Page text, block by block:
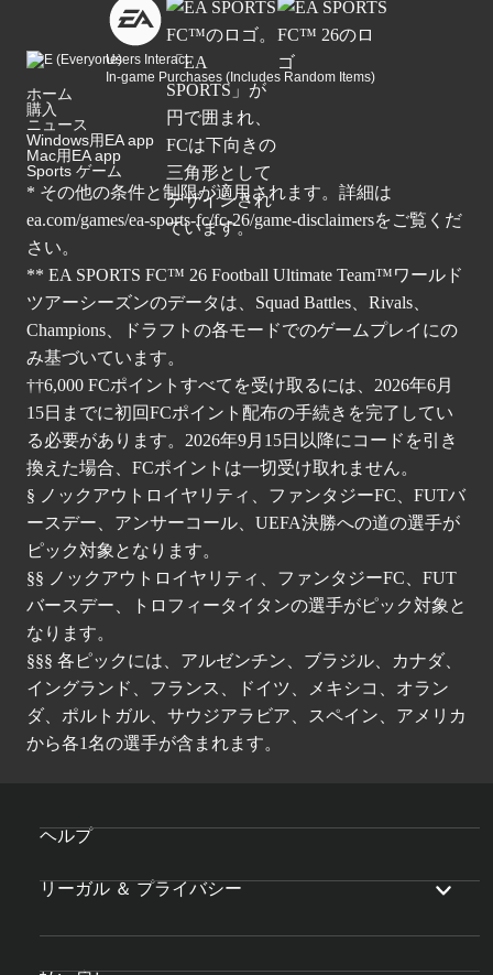
Users Interact
In-game Purchases (Includes Random Items)
ホーム
購入
ニュース
Windows用EA app
Mac用EA app
Sports ゲーム
* その他の条件と制限が適用されます。詳細は
ea.com/games/ea-sports-fc/fc-26/game-disclaimersをご覧くだ
さい。
** EA SPORTS FC™ 26 Football Ultimate Team™ワールド
ツアーシーズンのデータは、Squad Battles、Rivals、
Champions、ドラフトの各モードでのゲームプレイにの
み基づいています。
††6,000 FCポイントすべてを受け取るには、2026年6月
15日までに初回FCポイント配布の手続きを完了してい
る必要があります。2026年9月15日以降にコードを引き
換えた場合、FCポイントは一切受け取れません。
§ ノックアウトロイヤリティ、ファンタジーFC、FUTバ
ースデー、アンサーコール、UEFA決勝への道の選手が
ピック対象となります。
§§ ノックアウトロイヤリティ、ファンタジーFC、FUT
バースデー、トロフィータイタンの選手がピック対象と
なります。
§§§ 各ピックには、アルゼンチン、ブラジル、カナダ、
イングランド、フランス、ドイツ、メキシコ、オラン
ダ、ポルトガル、サウジアラビア、スペイン、アメリカ
から各1名の選手が含まれます。
ヘルプ
リーガル ＆ プライバシー